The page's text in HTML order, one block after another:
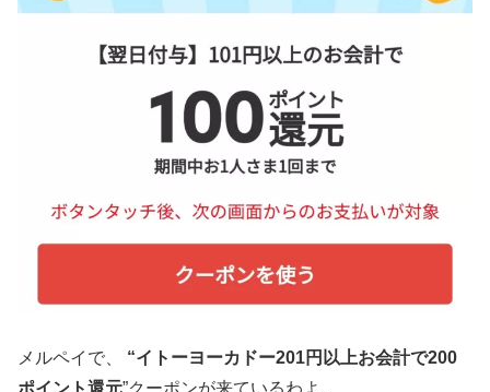
メルペイで、
“イトーヨーカドー201円以上お会計で200